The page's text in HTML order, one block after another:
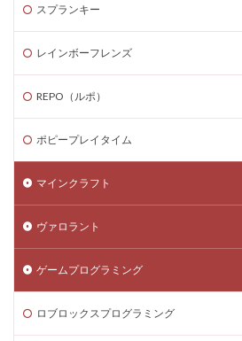
スプランキー
レインボーフレンズ
REPO（ルポ）
ポピープレイタイム
マインクラフト
ヴァロラント
ゲームプログラミング
ロブロックスプログラミング